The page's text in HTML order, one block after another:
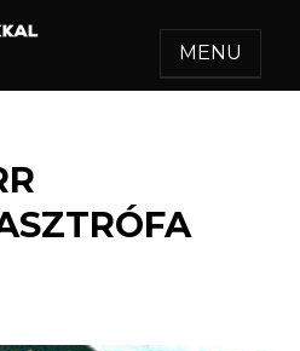
A
MENU